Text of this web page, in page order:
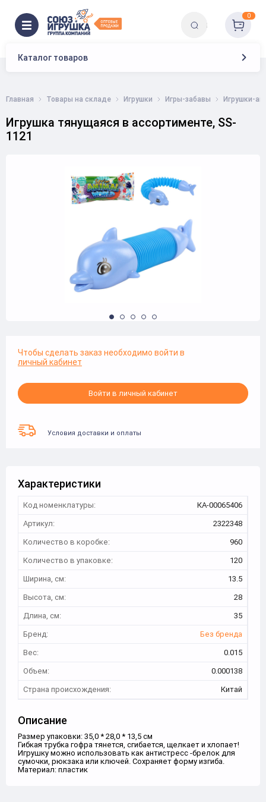
Каталог товаров
0
Главная Товары на складе Игрушки Игры-забавы Игрушки-
Игрушка тянущаяся в ассортименте, SS-
1121
Чтобы сделать заказ необходимо войти в
личный кабинет
Войти в личный кабинет
Условия доставки и оплаты
Характеристики
Код номенклатуры:
КА-00065406
Артикул:
2322348
Количество в коробке:
960
Количество в упаковке:
120
Ширина, см:
13.5
Высота, см:
28
Длина, см:
35
Бренд:
Без бренда
Вес:
0.015
Объем:
0.000138
Страна происхождения:
Китай
Описание
Размер упаковки: 35,0 * 28,0 * 13,5 см
Гибкая трубка гофра тянется, сгибается, щелкает и хлопает!
Игрушку можно использовать как антистресс -брелок для
сумочки, рюкзака или ключей. Сохраняет форму изгиба.
Материал: пластик